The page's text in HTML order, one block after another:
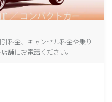
料金、キャンセル料金や乗り
舗にお電話ください。